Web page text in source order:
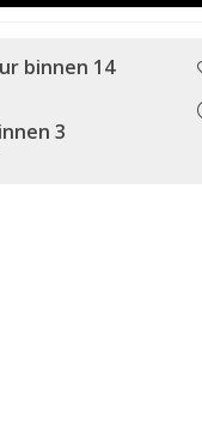
binnen 14
3